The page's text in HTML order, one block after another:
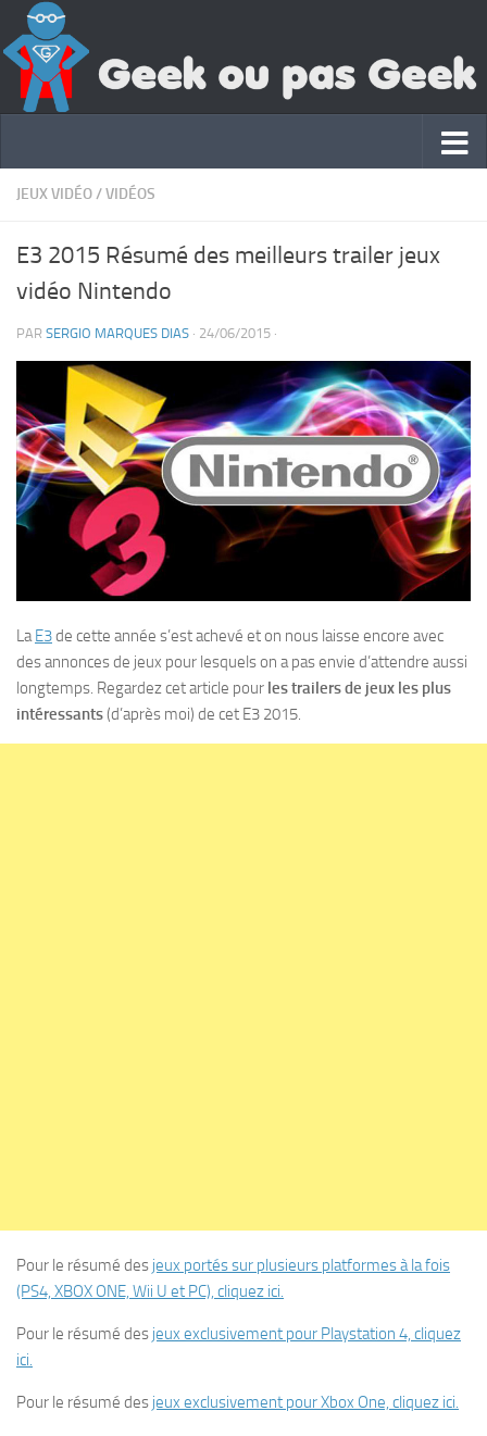
JEUX VIDÉO/VIDÉOS
E3 2015 Résumé des meilleurs trailer jeux
vidéo Nintendo
PAR SERGIO MARQUES DIAS · 24/06/2015 ·
LaE3de cette année s’est achevé et on nous laisse encore avec
des annonces de jeux pour lesquels on a pas envie d’attendre aussi
longtemps. Regardez cet article pour les trailers de jeux les plus
intéressants(d’après moi) de cet E3 2015.
Pour le résumé des jeux portés sur plusieurs platformes à la fois
(PS4, XBOX ONE, Wii U et PC), cliquez ici.
Pour le résumé des jeux exclusivement pour Playstation 4, cliquez
ici.
Pour le résumé des jeux exclusivement pour Xbox One, cliquez ici.